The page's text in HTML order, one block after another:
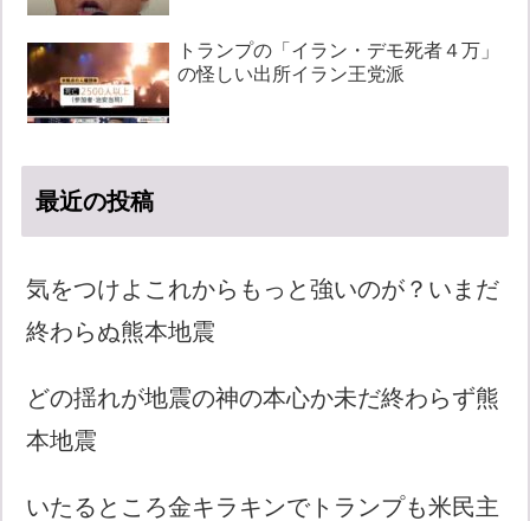
トランプの「イラン・デモ死者４万」
の怪しい出所イラン王党派
最近の投稿
気をつけよこれからもっと強いのが？いまだ
終わらぬ熊本地震
どの揺れが地震の神の本心か未だ終わらず熊
本地震
いたるところ金キラキンでトランプも米民主